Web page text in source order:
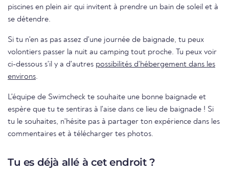
piscines en plein air qui invitent à prendre un bain de soleil et à
se détendre.
Si tu n'en as pas assez d'une journée de baignade, tu peux
volontiers passer la nuit au camping tout proche. Tu peux voir
ci-dessous s'il y a d'autres possibilités d'hébergement dans les
environs.
L'équipe de Swimcheck te souhaite une bonne baignade et
espère que tu te sentiras à l'aise dans ce lieu de baignade ! Si
tu le souhaites, n'hésite pas à partager ton expérience dans les
commentaires et à télécharger tes photos.
Tu es déjà allé à cet endroit ?